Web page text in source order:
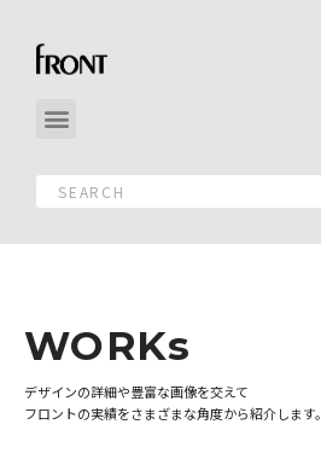
WORKs
デザインの詳細や豊富な画像を交えて
フロントの実績をさまざまな角度から紹介します。